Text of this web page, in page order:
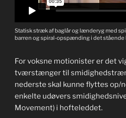
Statisk stræk af baglår og lænderyg med
barren og spiral-opspænding i det stående
For voksne motionister er det
tværstænger til
nederste skal kunne flyttes op/
enkelte udøvers
Movement) i hofteleddet.